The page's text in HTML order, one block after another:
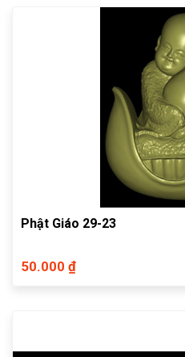
Phật Giáo 29-23
50.000 ₫